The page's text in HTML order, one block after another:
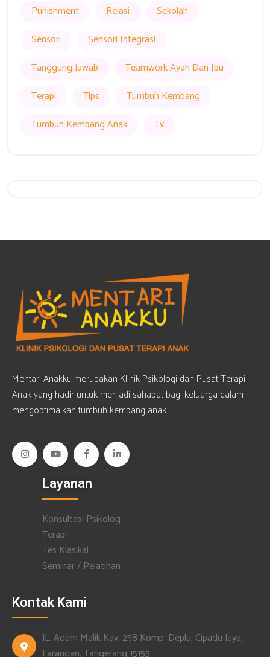
Punishment
Relasi
Sekolah
Sensori
Sensori Integrasi
Tanggung Jawab
Teamwork Ayah Dan Ibu
Terapi
Tips
Tumbuh Kembang
Tumbuh Kembang Anak
Tv
Mentari Anakku merupakan Klinik Psikologi dan Pusat Terapi
Anak yang hadir untuk menjadi sahabat bagi keluarga dalam
mengoptimalkan tumbuh kembang anak.
Layanan
Konsultasi Psikolog
Terapi
Tes Klasikal
Seminar / Pelatihan
Kontak Kami
JL. Adam Malik Kav. 258 Komp. Deplu, Cipadu Jaya,
Larangan, Tangerang 15155